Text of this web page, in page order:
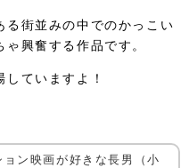
る街並みの中でのかっこい
興奮する作品です。
ていますよ！
ョン映画が好きな長男（小